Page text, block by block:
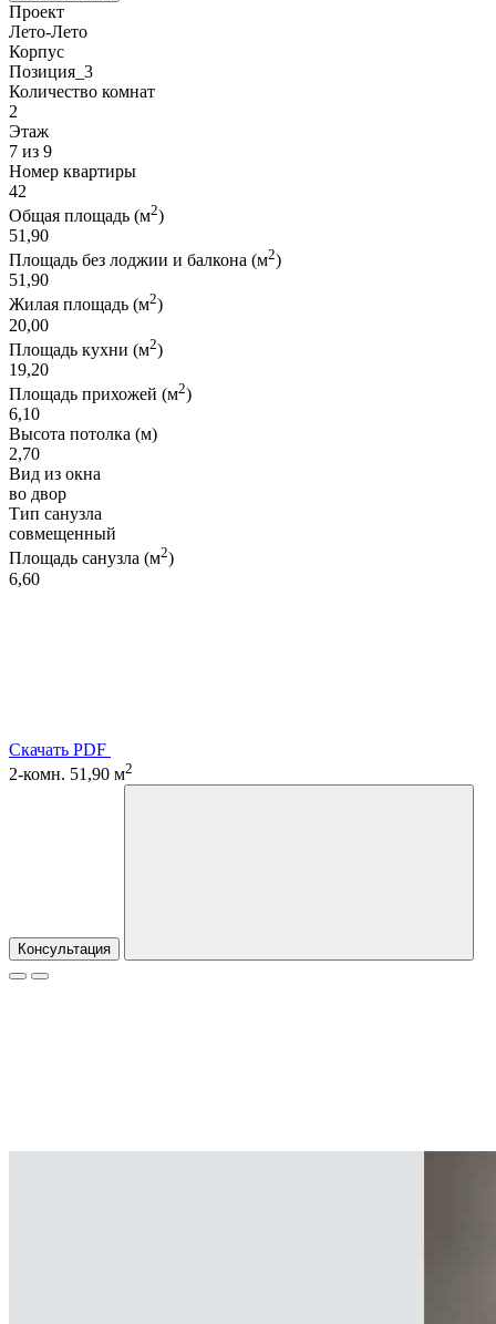
Проект
Лето-Лето
Корпус
Позиция_3
Количество комнат
2
Этаж
7 из 9
Номер квартиры
42
Общая площадь (м2)
51,90
Площадь без лоджии и балкона (м2)
51,90
Жилая площадь (м2)
20,00
Площадь кухни (м2)
19,20
Площадь прихожей (м2)
6,10
Высота потолка (м)
2,70
Вид из окна
во двор
Тип санузла
совмещенный
Площадь санузла (м2)
6,60
Скачать PDF
2-комн. 51,90 м2
Консультация